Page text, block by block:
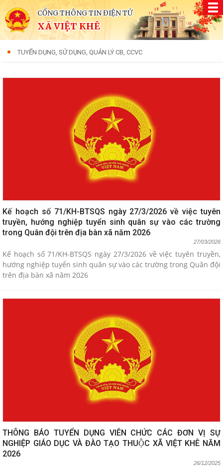
CỔNG THÔNG TIN ĐIỆN TỬ
XÃ VIỆT KHÊ
TUYỂN DỤNG, SỬ DỤNG, QUẢN LÝ CB, CCVC
Kế hoạch số 71/KH-BTSQS ngày 27/3/2026 về việc tuyên
truyền, hướng nghiệp tuyển sinh quân sự vào các trường
trong Quân đội trên địa bàn xã năm 2026
27/03/2026
Kế hoạch số 71/KH-BTSQS ngày 27/3/2026 về việc tuyên truyền,
hướng nghiệp tuyển sinh quân sự vào các trường trong Quân đội
trên địa bàn xã năm 2026
THÔNG BÁO TUYỂN DỤNG VIÊN CHỨC CÁC ĐƠN VỊ SỰ
NGHIỆP GIÁO DỤC VÀ ĐÀO TẠO THUỘC XÃ VIỆT KHÊ NĂM
2026
26/12/2025